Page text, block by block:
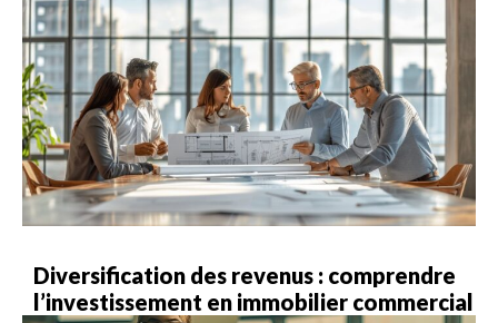
Diversification des revenus : comprendre
l’investissement en immobilier commercial